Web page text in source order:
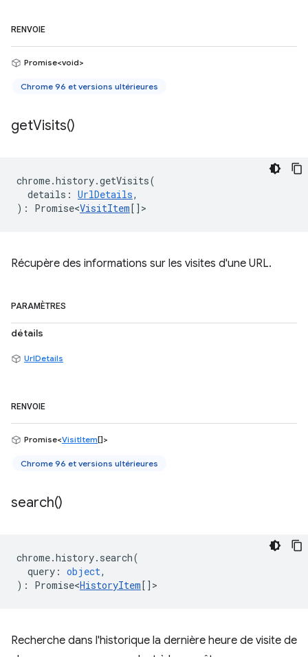
RENVOIE
Promise<void>
Chrome 96 et versions ultérieures
getVisits()
chrome.history.getVisits(
details : UrlDetails,
) : Promise<VisitItem[] >
Récupère des informations sur les visites d'une URL.
PARAMÈTRES
détails
UrlDetails
RENVOIE
Promise<VisitItem[]>
Chrome 96 et versions ultérieures
search()
chrome.history. search(
query : object,
) : Promise<HistoryItem[] >
Recherche dans l'historique la dernière heure de visite de